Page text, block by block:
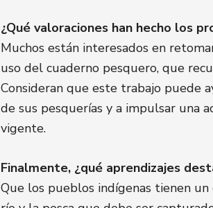
¿Qué valoraciones han hecho los
Muchos están interesados en
uso del cuaderno pesquero, que
Consideran que este trabajo puede
de sus pesquerías y a impulsar una
vigente.
Finalmente, ¿qué aprendizajes
Que los pueblos indígenas tienen